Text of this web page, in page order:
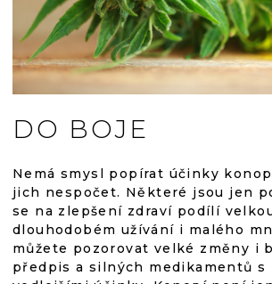
DO BOJE
Nemá smysl popírat účinky
jich nespočet. Některé jsou jen
se na zlepšení zdraví podílí
dlouhodobém užívání i malého
můžete pozorovat velké změny i
předpis a silných medikamentů s